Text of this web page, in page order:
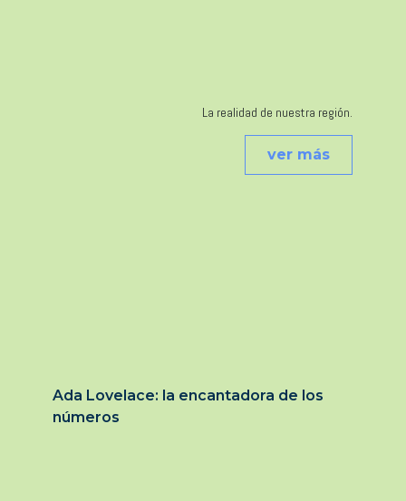
La realidad de nuestra región.
ver más
Ada Lovelace: la encantadora de los
números